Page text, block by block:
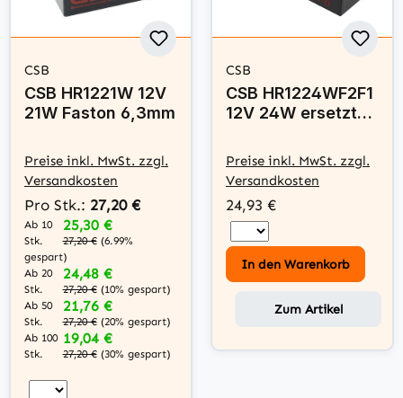
CSB
CSB HR1221W 12V
21W Faston 6,3mm
Preise inkl. MwSt. zzgl.
Versandkosten
Pro Stk.: 27,20 €
Ab 10
Stk.
25,30 €
27,20 € (6.99%
gespart)
Ab 20
Stk.
24,48 €
27,20 € (10% gespart)
Ab 50
Stk.
21,76 €
27,20 € (20% gespart)
Ab 100
Stk.
19,04 €
27,20 € (30% gespart)
CSB
CSB HR1224WF2F1
12V 24W ersetzt
VWA1232P1
Preise inkl. MwSt. zzgl.
Versandkosten
24,93 €
In den Warenkorb
Zum Artikel